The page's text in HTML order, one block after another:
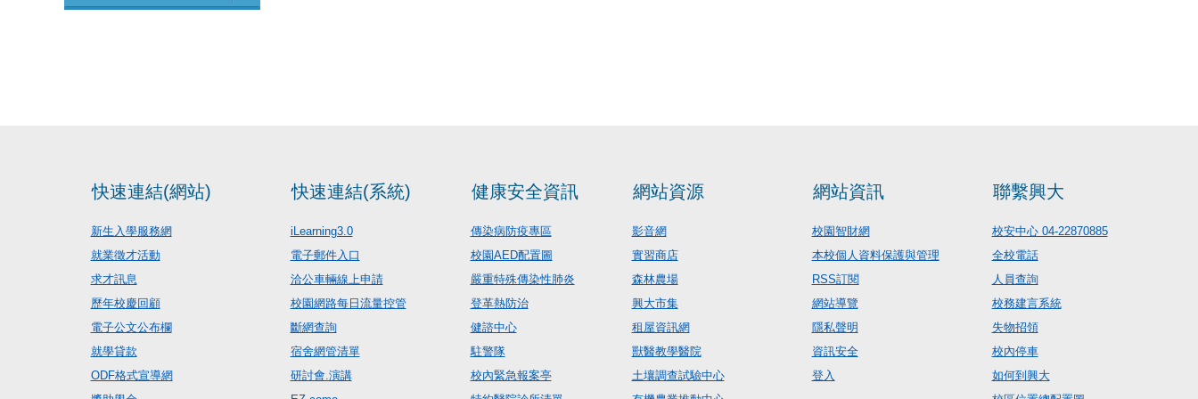
快速連結(網站)
新生入學服務網
就業徵才活動
求才訊息
歷年校慶回顧
電子公文公布欄
就學貸款
ODF格式宣導網
快速連結(系統)
iLearning3.0
電子郵件入口
洽公車輛線上申請
校園網路每日流量控管
斷網查詢
宿舍網管清單
研討會.演講
健康安全資訊
傳染病防疫專區
校園AED配置圖
嚴重特殊傳染性肺炎
登革熱防治
健諮中心
駐警隊
校內緊急報案亭
網站資源
影音網
實習商店
森林農場
興大市集
租屋資訊網
獸醫教學醫院
土壤調查試驗中心
網站資訊
校園智財網
本校個人資料保護與管理
RSS訂閱
網站導覽
隱私聲明
資訊安全
登入
聯繫興大
校安中心 04-22870885
全校電話
人員查詢
校務建言系統
失物招領
校內停車
如何到興大